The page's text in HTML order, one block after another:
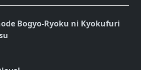
Bogyo-Ryoku ni Kyokufuri